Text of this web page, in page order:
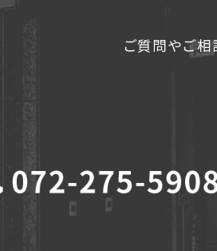
ご質問やご